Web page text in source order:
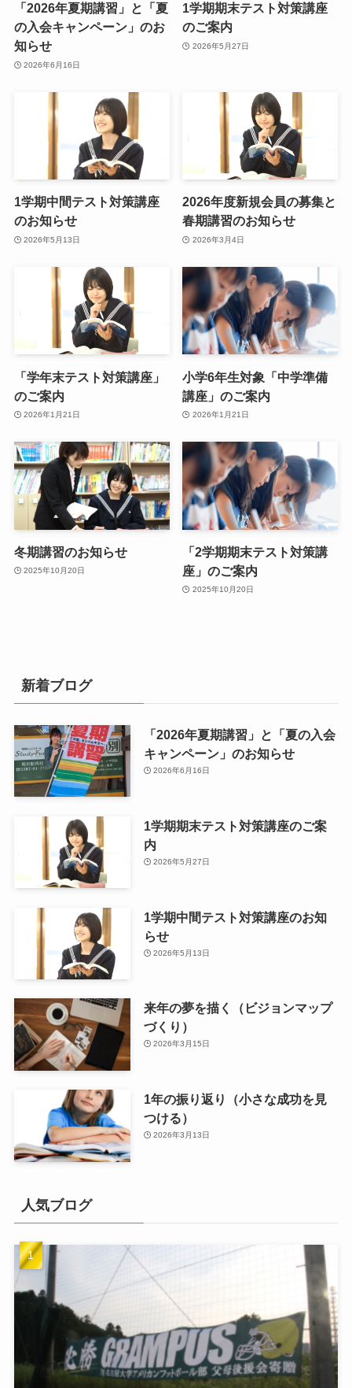
「2026年夏期講習」と「夏
の入会キャンペーン」のお
知らせ
2026年6月16日
1学期期末テスト対策講座
のご案内
2026年5月27日
1学期中間テスト対策講座
のお知らせ
2026年5月13日
2026年度新規会員の募集と
春期講習のお知らせ
2026年3月4日
「学年末テスト対策講座」
のご案内
2026年1月21日
小学6年生対象「中学準備
講座」のご案内
2026年1月21日
冬期講習のお知らせ
2025年10月20日
「2学期期末テスト対策講
座」のご案内
2025年10月20日
新着ブログ
「2026年夏期講習」と「夏の入会
キャンペーン」のお知らせ
2026年6月16日
1学期期末テスト対策講座のご案
内
2026年5月27日
1学期中間テスト対策講座のお知
らせ
2026年5月13日
来年の夢を描く（ビジョンマップ
づくり）
2026年3月15日
1年の振り返り（小さな成功を見
つける）
2026年3月13日
人気ブログ